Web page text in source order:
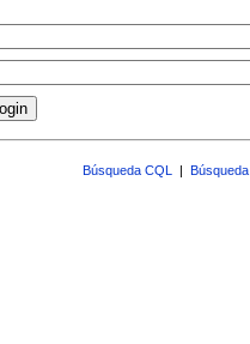
Búsqueda CQL |